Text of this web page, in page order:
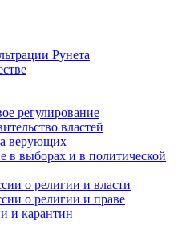
Рунета
регулирование
властей
верующих
в выборах и в политической
о религии и власти
о религии и праве
и карантин